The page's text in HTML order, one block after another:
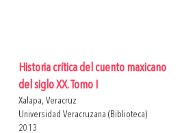
Historia crítica del cuento maxicano
del siglo XX. Tomo I
Xalapa, Veracruz
Universidad Veracruzana (Biblioteca)
2013